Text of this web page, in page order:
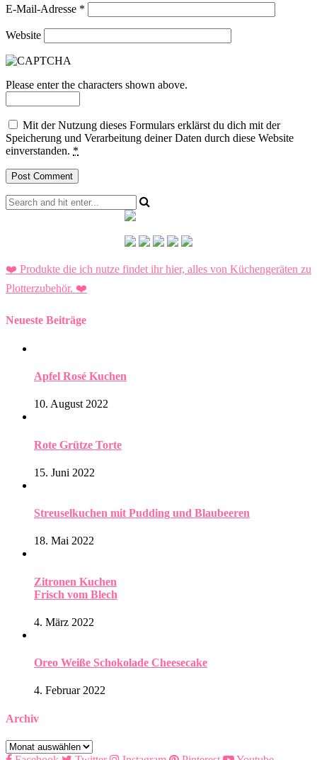
E-Mail-Adresse *
Website
Please enter the characters shown above.
Mit der Nutzung dieses Formulars erklärst du dich mit der
Speicherung und Verarbeitung deiner Daten durch diese Website
einverstanden. *
❤️ Produkte die ich nutze findet ihr hier, alles von Küchengeräten zu
Plotterzubehör. ❤️
Neueste Beiträge
Apfel Rosé Kuchen
10. August 2022
Rote Grütze Torte
15. Juni 2022
Streuselkuchen mit Pudding und Blaubeeren
18. Mai 2022
Zitronen Kuchen
Frisch vom Blech
4. März 2022
Oreo Weiße Schokolade Cheesecake
4. Februar 2022
Archiv
Archiv